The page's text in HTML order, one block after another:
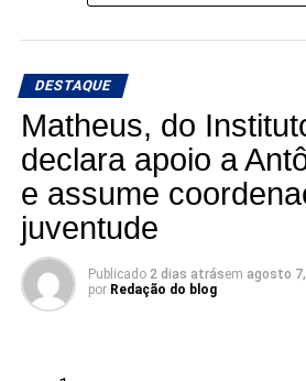
“Ninguém pode falar melhor por
ocupando os parlamentos,
lembrados apenas em momentos
candidatos à Câmara.
A articulação reúne seis
Deputados:
DESTAQUE
Matheus, do
declara apoio a
e assume
juventude
Publicado 2 dias atrásem agosto
por Redação do blog